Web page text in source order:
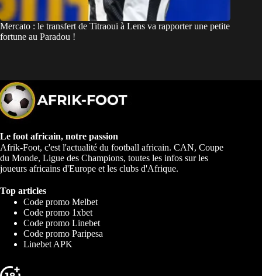
Mercato : le transfert de Titraoui à Lens va rapporter une petite
fortune au Paradou !
Le foot africain, notre passion
Afrik-Foot, c'est l'actualité du football africain. CAN, Coupe
du Monde, Ligue des Champions, toutes les infos sur les
joueurs africains d'Europe et les clubs d'Afrique.
Top articles
Code promo Melbet
Code promo 1xbet
Code promo Linebet
Code promo Paripesa
Linebet APK